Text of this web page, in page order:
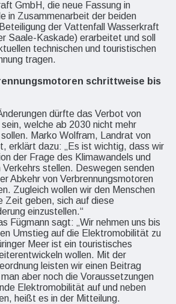
GmbH, die neue Fassung in
in Zusammenarbeit der beiden
der Vattenfall Wasserkraft
Saale-Kaskade) erarbeitet und soll
technischen und touristischen
tragen.
schrittweise bis
dürfte das Verbot von
welche ab 2030 nicht mehr
Marko Wolfram, Landrat von
erklärt dazu: „Es ist wichtig, dass wir
der Frage des Klimawandels und
stellen. Deswegen senden
Abkehr von Verbrennungsmotoren
Zugleich wollen wir den Menschen
Zeit geben, sich auf diese
einzustellen.“
Fügmann sagt: „Wir nehmen uns bis
Umstieg auf die Elektromobilität zu
Meer ist ein touristisches
wollen. Mit der
leisten wir einen Beitrag
aber noch die Voraussetzungen
Elektromobilität auf und neben
heißt es in der Mitteilung.